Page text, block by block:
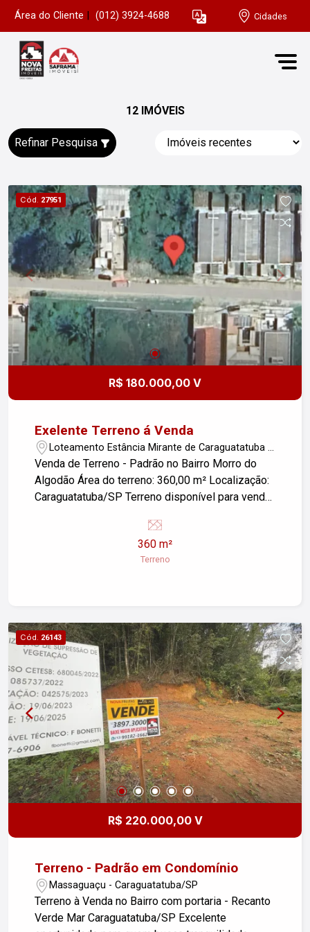
Área do Cliente (012) 3924-4688 Cidades
12 IMÓVEIS
Refinar Pesquisa
Cód. 27951
R$ 180.000,00 V
Exelente Terreno á Venda
Loteamento Estância Mirante de Caraguatatuba -
Caraguatatuba/SP
Venda de Terreno - Padrão no Bairro Morro do
Algodão Área do terreno: 360,00 m² Localização:
Caraguatatuba/SP Terreno disponível para venda
construção de residência ou investimento. A área
de 360 m² oferece amplo espaço para
desenvolver o projeto dos seus sonhos. Próximo
360 m²
Terreno
Cód. 26143
R$ 220.000,00 V
Terreno - Padrão em Condomínio
Massaguaçu - Caraguatatuba/SP
Terreno à Venda no Bairro com portaria - Recanto
Verde Mar Caraguatatuba/SP Excelente